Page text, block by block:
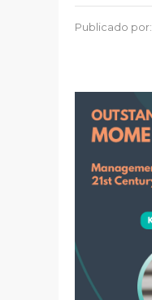
Publicado por: